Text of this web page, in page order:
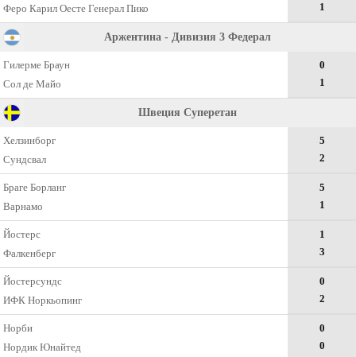
Феро Карил Оесте Генерал Пико
1
Аржентина - Дивизия 3 Федерал
Гилерме Браун
Сол де Майо
0
1
Швеция Суперетан
Хелзинборг
Сундсвал
5
2
Браге Борланг
Варнамо
5
1
Йостерс
Фалкенберг
1
3
Йостерсундс
ИФК Норкьопинг
0
2
Норби
Нордик Юнайтед
0
0